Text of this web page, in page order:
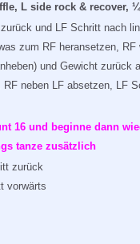
L side rock & recover,
und LF Schritt nach
zum RF heransetzen,
und Gewicht zurück
neben LF absetzen, LF
16 und beginne dann
tanze zusätzlich
zurück
vorwärts